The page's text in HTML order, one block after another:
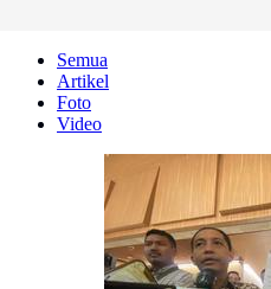
Semua
Artikel
Foto
Video